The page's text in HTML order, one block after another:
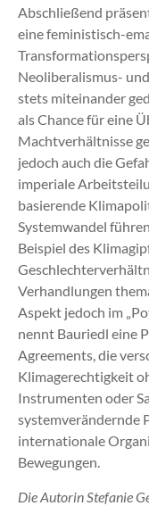
Abschließend
eine feministisch-
Neoliberalismus-
stets miteinander
als Chance für eine
Machtverhältnisse
jedoch auch die
imperiale
basierende
Systemwandel
Beispiel des
Verhandlungen
Aspekt jedoch im
nennt Bauriedl eine
Agreements, die
Klimagerechtigkeit
Instrumenten oder
systemverändernde
internationale
Bewegungen.
Die Autorin Stefanie